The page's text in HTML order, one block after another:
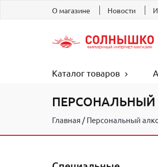
О магазине Новости
Каталог товаров
ПЕРСОНАЛЬНЫЙ
Главная Персональный